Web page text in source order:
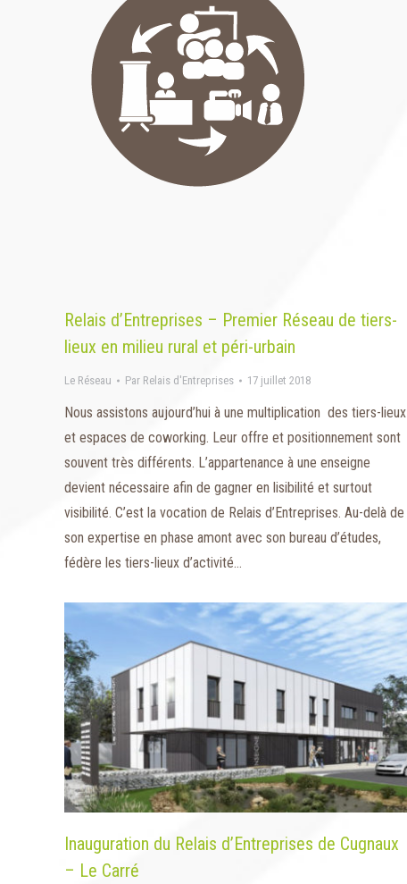
Relais d’Entreprises – Premier Réseau de tiers-
lieux en milieu rural et péri-urbain
Le Réseau Par Relais d'Entreprises 17 juillet 2018
Nous assistons aujourd’hui à une multiplication des tiers-lieux
et espaces de coworking. Leur offre et positionnement sont
souvent très différents. L’appartenance à une enseigne
devient nécessaire afin de gagner en lisibilité et surtout
visibilité. C’est la vocation de Relais d’Entreprises. Au-delà de
son expertise en phase amont avec son bureau d’études,
fédère les tiers-lieux d’activité…
Inauguration du Relais d’Entreprises de Cugnaux
– Le Carré